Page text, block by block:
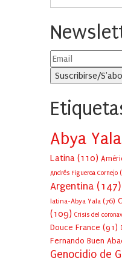
Abya Yala
Latina (110)
Andrés Figueroa Cornejo
Argentina (147)
latina-Abya Yala (76)
(109) Crisis del
Douce France (91)
Fernando Buen
Genocidio de